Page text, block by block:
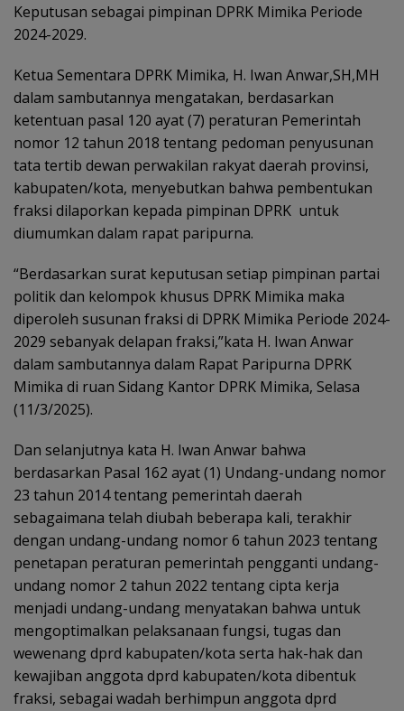
Keputusan sebagai pimpinan DPRK Mimika Periode
2024-2029.
Ketua Sementara DPRK Mimika, H. Iwan Anwar,SH,MH
dalam sambutannya mengatakan, berdasarkan
ketentuan pasal 120 ayat (7) peraturan Pemerintah
nomor 12 tahun 2018 tentang pedoman penyusunan
tata tertib dewan perwakilan rakyat daerah provinsi,
kabupaten/kota, menyebutkan bahwa pembentukan
fraksi dilaporkan kepada pimpinan DPRK untuk
diumumkan dalam rapat paripurna.
“Berdasarkan surat keputusan setiap pimpinan partai
politik dan kelompok khusus DPRK Mimika maka
diperoleh susunan fraksi di DPRK Mimika Periode 2024-
2029 sebanyak delapan fraksi,”kata H. Iwan Anwar
dalam sambutannya dalam Rapat Paripurna DPRK
Mimika di ruan Sidang Kantor DPRK Mimika, Selasa
(11/3/2025).
Dan selanjutnya kata H. Iwan Anwar bahwa
berdasarkan Pasal 162 ayat (1) Undang-undang nomor
23 tahun 2014 tentang pemerintah daerah
sebagaimana telah diubah beberapa kali, terakhir
dengan undang-undang nomor 6 tahun 2023 tentang
penetapan peraturan pemerintah pengganti undang-
undang nomor 2 tahun 2022 tentang cipta kerja
menjadi undang-undang menyatakan bahwa untuk
mengoptimalkan pelaksanaan fungsi, tugas dan
wewenang dprd kabupaten/kota serta hak-hak dan
kewajiban anggota dprd kabupaten/kota dibentuk
fraksi, sebagai wadah berhimpun anggota dprd